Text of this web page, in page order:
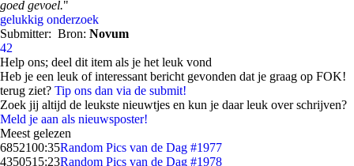
goed gevoel."
gelukkig onderzoek
Submitter: Bron: Novum
42
Help ons; deel dit item als je het leuk vond
Heb je een leuk of interessant bericht gevonden dat je graag op FOK!
terug ziet? Tip ons dan via de submit!
Zoek jij altijd de leukste nieuwtjes en kun je daar leuk over schrijven?
Meld je aan als nieuwsposter!
Meest gelezen
6852100:35Random Pics van de Dag #1977
4350515:23Random Pics van de Dag #1978